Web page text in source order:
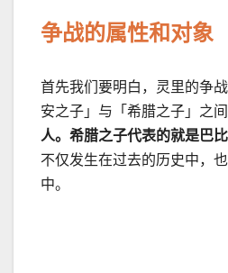
争战的属性和对象
首先我们要明白，灵里的争
安之子」与「希腊之子」之间
人。希腊之子代表的就是巴
不仅发生在过去的历史中，
中。